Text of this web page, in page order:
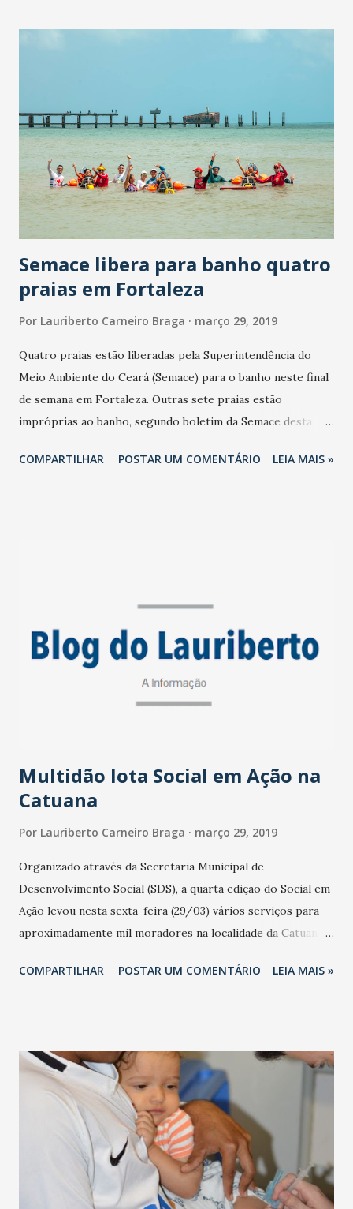
microtremores mas, nesta sexta-feira (29) às 15h14 foi
de 1.5. O técnico Eduardo Menezes instalando a estação
QISJ, em São Joaquim, Quixeramobim "Esperamos que os
dados coletados possam esclarecer melhor onde está a
área epicentral dos eventos que tem sido sentidos pela
população", destacam os pesquisadores Joaquim Ferreira,
Eduardo Menezes , Marconi Oliveira, Flaub...
Semace libera para banho quatro
praias em Fortaleza
Por Lauriberto Carneiro Braga março 29, 2019
Quatro praias estão liberadas pela Superintendência do
Meio Ambiente do Ceará (Semace) para o banho neste final
de semana em Fortaleza. Outras sete praias estão
impróprias ao banho, segundo boletim da Semace desta
o Aquário até o Espigão da R ua João Cordeiro. Entre os
das Goiabeiras Barra do Ceará. Os critérios de
balneabilidade utilizados estão descritos na Resolução
CONAMA 274. Própria: Quando em 80% ou mais de um
conjunto de amostras obtidas em cada uma das cinco
COMPARTILHAR POSTAR UM COMENTÁRIO LEIA MAIS »
Multidão lota Social em Ação na
Catuana
Por Lauriberto Carneiro Braga março 29, 2019
Organizado através da Secretaria Municipal de
Desenvolvimento Social (SDS), a quarta edição do Social em
Ação levou nesta sexta-feira (29/03) vários serviços para
aproximadamente mil moradores na localidade da Catuana,
Ensino Infantil e Ensino Fundamental (EEIEF) Plácido
infantil, combate à exploração sexual e combate à violência
contra o idoso. Para a subsecretária da SDS, Telma
Diógenes, a realização das ações nas comunidades
possibilita que a população usufrua de serviços muitas
vezes desconhecidos. “Contamos com várias secretarias
apoiando o evento que presta cidadania itinerante em todas
as regiões do município”, destaca. Também foram realizadas
COMPARTILHAR POSTAR UM COMENTÁRIO LEIA MAIS »